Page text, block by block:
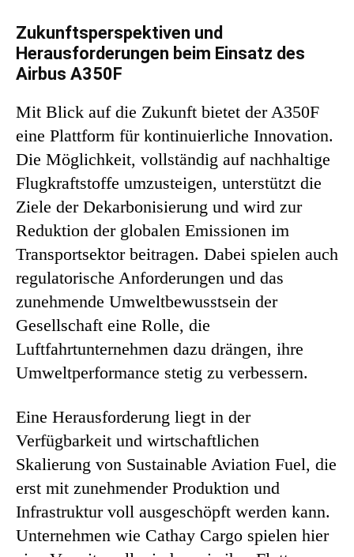
Zukunftsperspektiven und
Herausforderungen beim Einsatz des
Airbus A350F
Mit Blick auf die Zukunft bietet der A350F
eine Plattform für kontinuierliche Innovation.
Die Möglichkeit, vollständig auf nachhaltige
Flugkraftstoffe umzusteigen, unterstützt die
Ziele der Dekarbonisierung und wird zur
Reduktion der globalen Emissionen im
Transportsektor beitragen. Dabei spielen auch
regulatorische Anforderungen und das
zunehmende Umweltbewusstsein der
Gesellschaft eine Rolle, die
Luftfahrtunternehmen dazu drängen, ihre
Umweltperformance stetig zu verbessern.
Eine Herausforderung liegt in der
Verfügbarkeit und wirtschaftlichen
Skalierung von Sustainable Aviation Fuel, die
erst mit zunehmender Produktion und
Infrastruktur voll ausgeschöpft werden kann.
Unternehmen wie Cathay Cargo spielen hier